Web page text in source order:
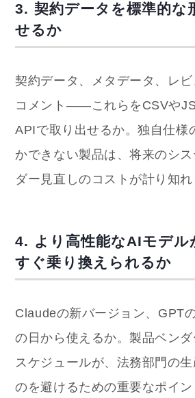
3. 契約データを標準的な
せるか
契約データ、メタデータ、レ
コメント——これらをCSVや
APIで取り出せるか。独自仕様
かできない製品は、将来のシ
ダー見直しのコストが計り知れ
4. より高性能なAIモデル
すぐ乗り換えられるか
Claudeの新バージョン、GPT
の日から使えるか。製品ベン
スケジュールが、法務部門の
のを避けるための重要なポイン